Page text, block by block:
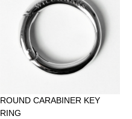
ROUND CARABINER KEY
RING